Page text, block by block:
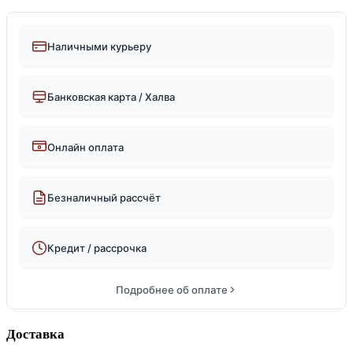
Наличными курьеру
Банковская карта / Халва
Онлайн оплата
Безналичный рассчёт
Кредит / рассрочка
Подробнее об оплате
Доставка